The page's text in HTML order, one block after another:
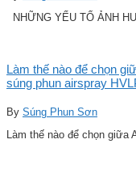
NHỮNG YẾU TỐ ẢNH
Làm thế nào để chọn
súng phun airspray
By Súng Phun Sơn
Làm thế nào để chọn giữa